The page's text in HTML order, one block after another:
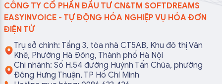
CÔNG TY CỔ PHẦN ĐẦU TƯ CN&TM SOFTDREAMS
EASYINVOICE - TỰ ĐỘNG HÓA NGHIỆP VỤ HÓA ĐƠN
ĐIỆN TỬ
Trụ sở chính: Tầng 3, tòa nhà CT5AB, Khu đô thị Văn
Khê, Phường Hà Đông, Thành phố Hà Nội
Chi nhánh: Số H.54 đường Huỳnh Tấn Chùa, phường
Đông Hưng Thuận, TP Hồ Chí Minh